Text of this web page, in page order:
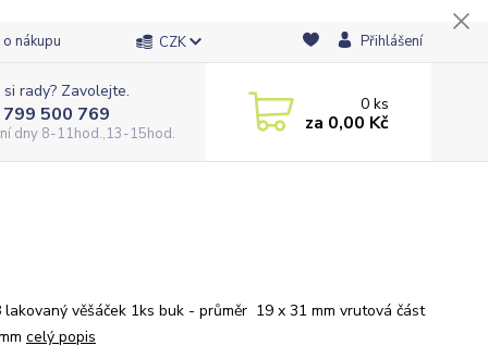
nákupu CZK Přihlášení
rady? Zavolejte.
500 769
dny 8-11hod.,13-15hod.
0ks
za 0,00 Kč
lakovaný věšáček 1ks buk - průměr 19 x 31 mm vrutová část
celý popis